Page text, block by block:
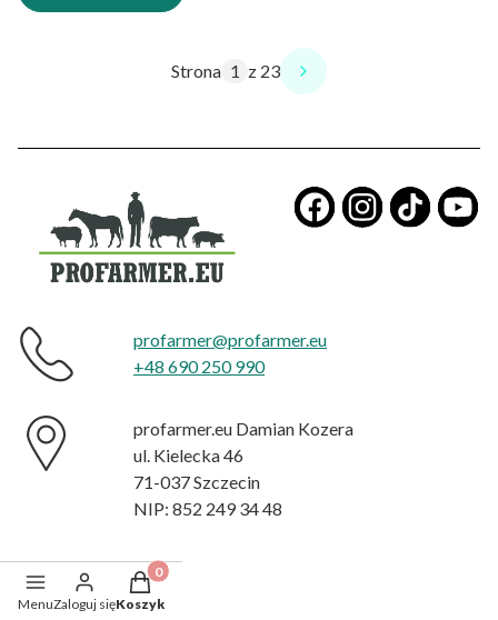
Strona z 23
profarmer@profarmer.eu
+48 690 250 990
profarmer.eu Damian Kozera
ul. Kielecka 46
71-037 Szczecin
NIP: 852 249 34 48
Paragony i faktury
MenuZaloguj się
Produkty w koszyku: 0. Zobacz szczegóły
Koszyk